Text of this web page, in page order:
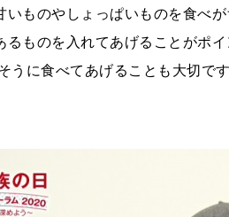
いものやしょっぱいものを食べ
るものを入れてあげることがポ
うに食べてあげることも大切で